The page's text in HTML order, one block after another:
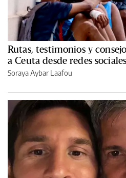
Rutas, testimonios y
a Ceuta desde redes sociales
Soraya Aybar Laafou